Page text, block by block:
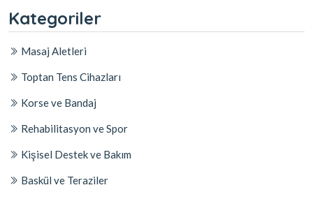
Kategoriler
Masaj Aletleri
Toptan Tens Cihazları
Korse ve Bandaj
Rehabilitasyon ve Spor
Kişisel Destek ve Bakım
Baskül ve Teraziler